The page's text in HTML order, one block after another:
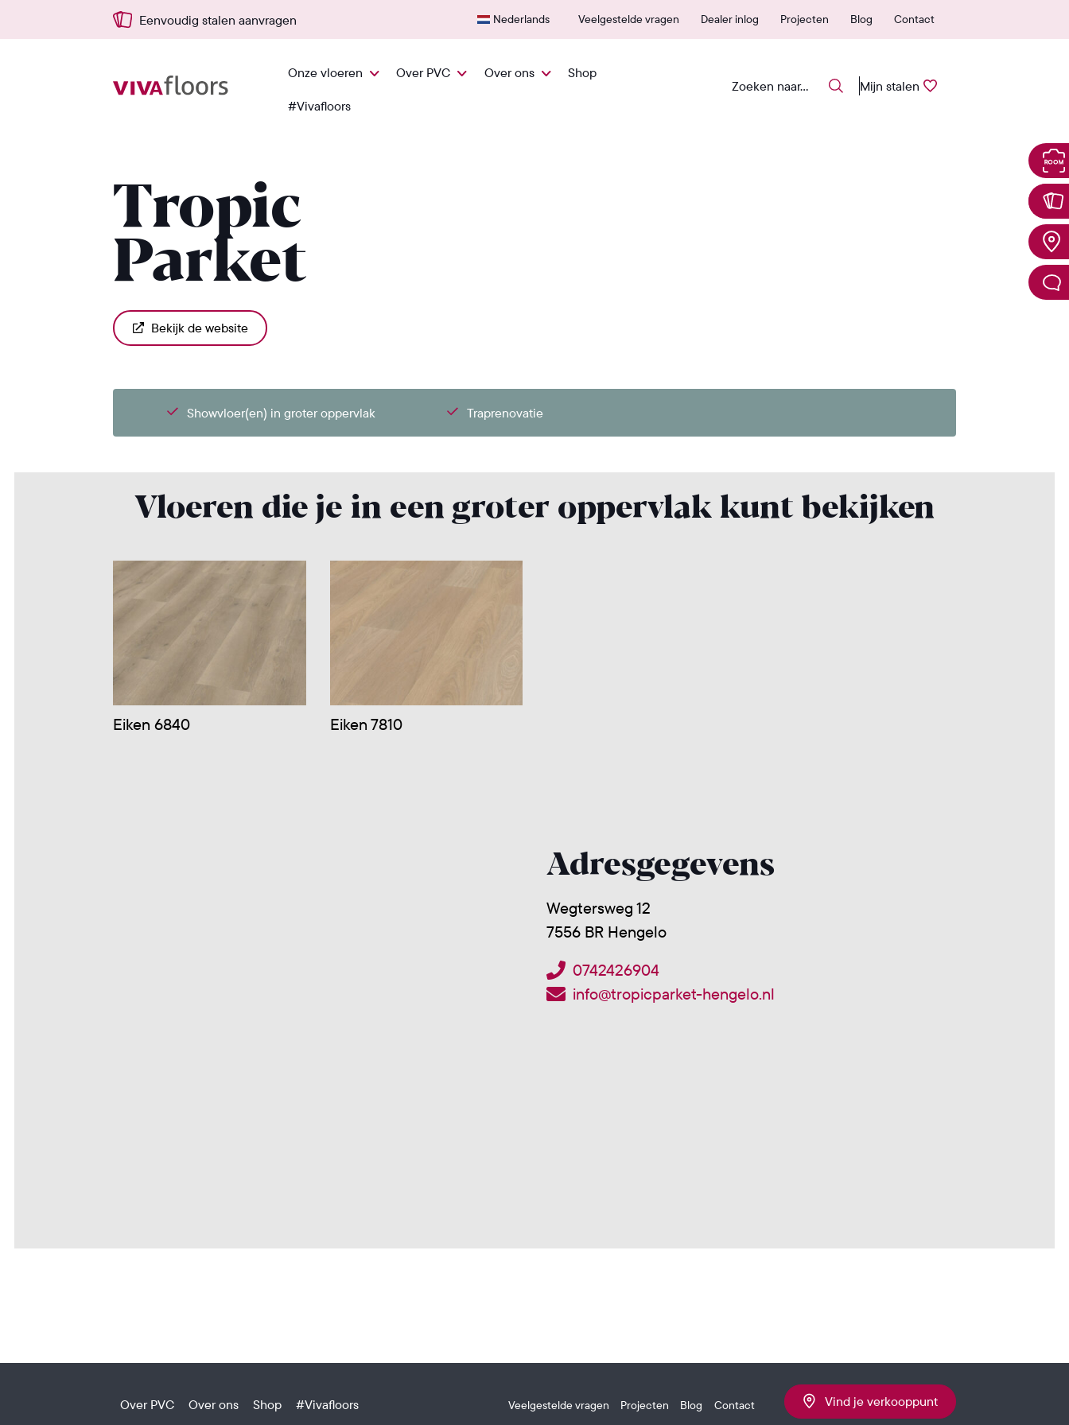
Eenvoudig stalen aanvragen Snel vanuit NL geleverd 600+ erkende verkooppunten
Nederlands Veelgestelde vragen Dealer inlog Projecten Blog Contact
Onze vloeren Over PVC Over ons Shop
#Vivafloors
Mijn stalen
Tropic
Parket
Bekijk de website
Showvloer(en) in groter oppervlak Traprenovatie
Vloeren die je in een groter oppervlak kunt bekijken
Eiken 6840 Eiken 7810
Adresgegevens
Wegtersweg 12
7556 BR Hengelo
0742426904
info@tropicparket-hengelo.nl
Over PVC Over ons Shop #Vivafloors Veelgestelde vragen Projecten Blog Contact Vind je verkooppunt